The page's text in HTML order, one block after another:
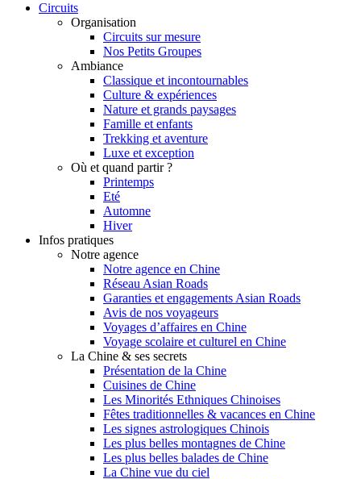
Circuits
Organisation
Circuits sur mesure
Nos Petits Groupes
Ambiance
Classique et incontournables
Culture & expériences
Nature et grands paysages
Famille et enfants
Trekking et aventure
Luxe et exception
Où et quand partir ?
Printemps
Eté
Automne
Hiver
Infos pratiques
Notre agence
Notre agence en Chine
Réseau Asian Roads
Garanties et engagements Asian Roads
Avis de nos voyageurs
Voyages d’affaires en Chine
Voyage scolaire et culturel en Chine
La Chine & ses secrets
Présentation de la Chine
Cuisines de Chine
Les Minorités Ethniques Chinoises
Fêtes traditionnelles & vacances en Chine
Les signes astrologiques Chinois
Les plus belles montagnes de Chine
Les plus belles balades de Chine
La Chine vue du ciel